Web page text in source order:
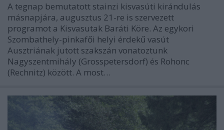
A tegnap bemutatott stainzi kisvasúti kirándulás
másnapjára, augusztus 21-re is szervezett
programot a Kisvasutak Baráti Köre. Az egykori
Szombathely-pinkafői helyi érdekű vasút
Ausztriának jutott szakszán vonatoztunk
Nagyszentmihály (Grosspetersdorf) és Rohonc
(Rechnitz) között. A most…